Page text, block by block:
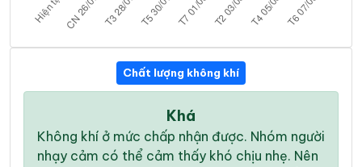
Chất lượng không khí
Khá
Không khí ở mức chấp nhận được. Nhóm người
nhạy cảm có thể cảm thấy khó chịu nhẹ. Nên